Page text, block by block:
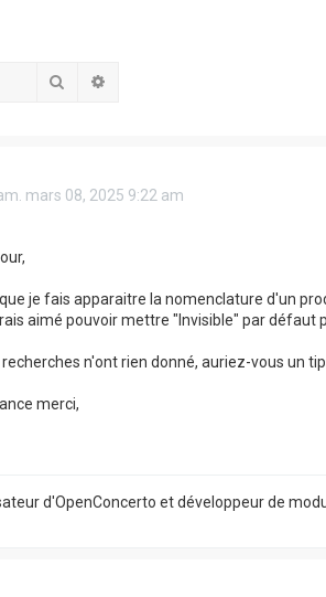
Rechercher
mars 08, 2025 9:22 am
je fais apparaitre la nomenclature d'un
aimé pouvoir mettre "Invisible" par défaut
n'ont rien donné, auriez-vous un
merci,
d'OpenConcerto et développeur de